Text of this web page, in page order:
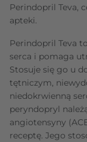
Perindopril Teva,
apteki.
Perindopril Teva
serca i pomaga
Stosuje się go u
tętniczym,
niedokrwienną
peryndopryl
angiotensyny
receptę. Jego